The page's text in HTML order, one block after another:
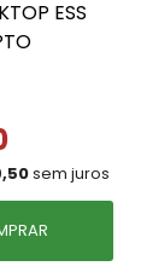
ESS
sem juros